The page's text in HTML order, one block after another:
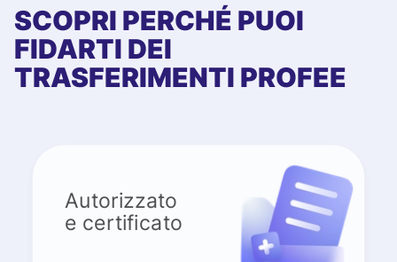
SCOPRI PERCHÉ PUOI
FIDARTI DEI
TRASFERIMENTI PROFEE
Autorizzato
e certificato